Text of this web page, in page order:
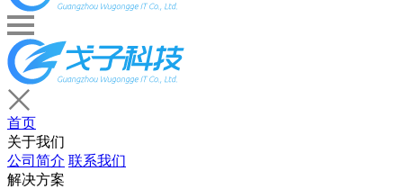
首页
关于我们
公司简介 联系我们
解决方案